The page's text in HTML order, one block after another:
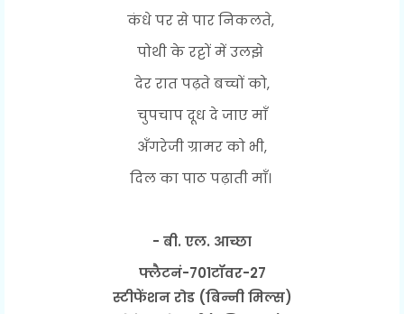
कंधे पर से पार निकलते,
पोथी के रट्टों में उलझे
देर रात पढ़ते बच्चों को,
चुपचाप दूध दे जाए माँ
अँगरेजी ग्रामर को भी,
दिल का पाठ पढ़ाती माँ।
- बी. एल. आच्छा
फ्लैटनं-701टॉवर-27
स्टीफेंशन रोड (बिन्नी मिल्स)